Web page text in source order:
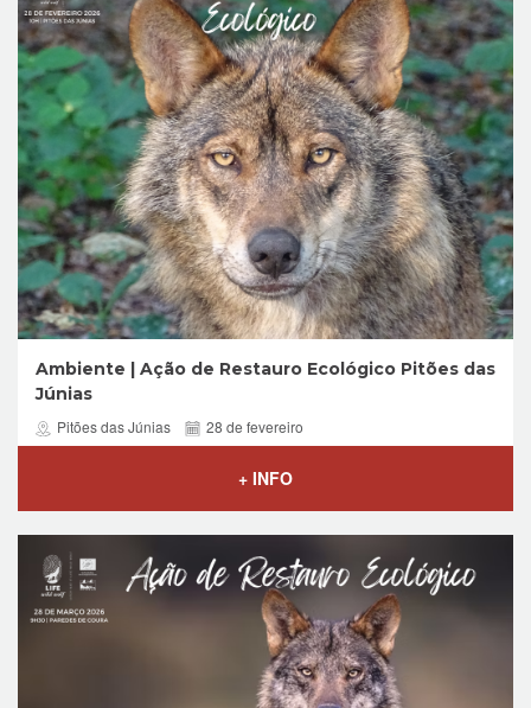
Ambiente | Ação de Restauro Ecológico Pitões das
Júnias
Pitões das Júnias 28 de fevereiro
+ INFO